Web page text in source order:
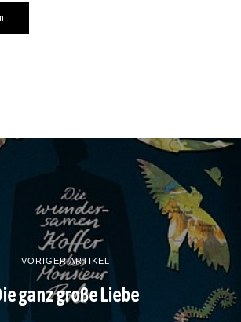
VORIGER ARTIKEL
ganz große Liebe